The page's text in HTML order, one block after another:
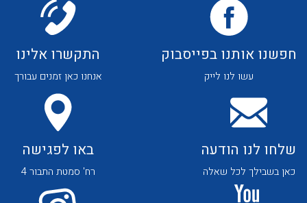
לכל מוצרי היצרן לכל מוצרי היצרן
לכל מוצרי היצרן לכל מוצרי היצרן
חפשנו אותנו בפייסבוק
עשו לנו לייק
התקשרו אלינו
אנחנו כאן זמנים עבורך
שלחו לנו הודעה
כאן בשבילך לכל שאלה
באו לפגישה
רח' סמטת התבור 4